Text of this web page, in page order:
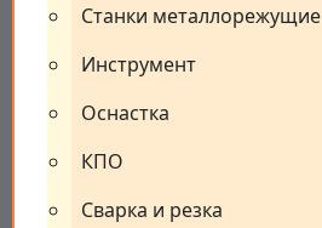
Станки металлорежущие
Инструмент
Оснастка
КПО
Сварка и резка